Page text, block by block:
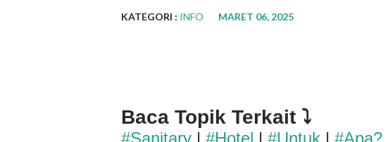
KATEGORI : INFO MARET 06, 2025
Baca Topik Terkait ⤵
#Sanitary | #Hotel | #Untuk | #Apa?